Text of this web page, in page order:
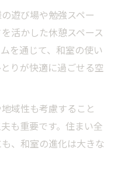
遊び場や勉強スペー
活かした休憩スペース
を通じて、和室の使い
りが快適に過ごせる空
域性も考慮すること
も重要です。住まい全
、和室の進化は大きな